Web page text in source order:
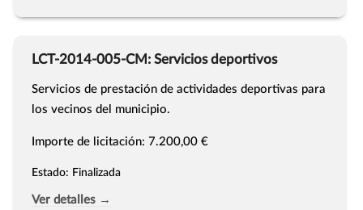
LCT-2014-005-CM: Servicios deportivos
Servicios de prestación de actividades deportivas para
los vecinos del municipio.
Importe de licitación: 7.200,00 €
Estado: Finalizada
Ver detalles →